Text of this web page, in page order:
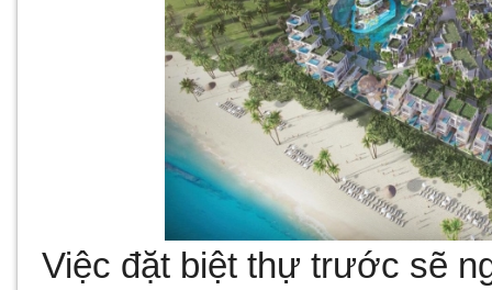
Việc đặt biệt thự trước sẽ